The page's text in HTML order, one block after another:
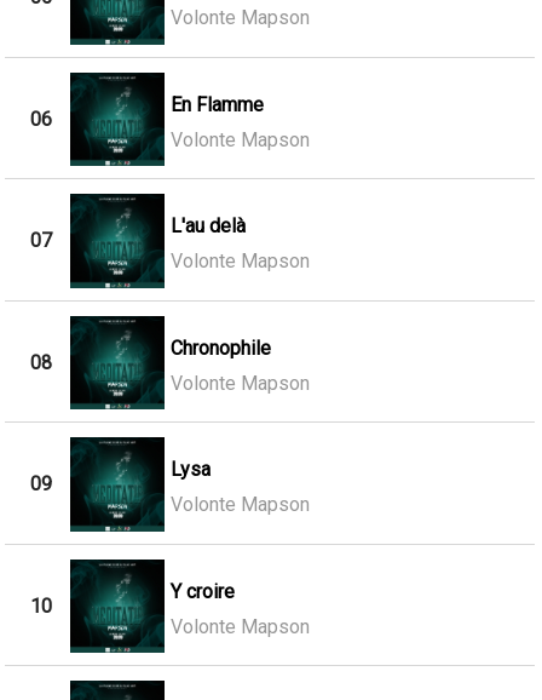
Volonte Mapson
06
En Flamme
Volonte Mapson
07
L'au delà
Volonte Mapson
08
Chronophile
Volonte Mapson
09
Lysa
Volonte Mapson
10
Y croire
Volonte Mapson